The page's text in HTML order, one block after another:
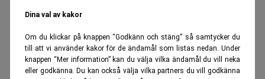
Dina val av kakor
Om du klickar på knappen “Godkänn och stäng” så samtycker du
till att vi använder kakor för de ändamål som listas nedan. Under
knappen “Mer information” kan du välja vilka ändamål du vill neka
eller godkänna. Du kan också välja vilka partners du vill godkänna